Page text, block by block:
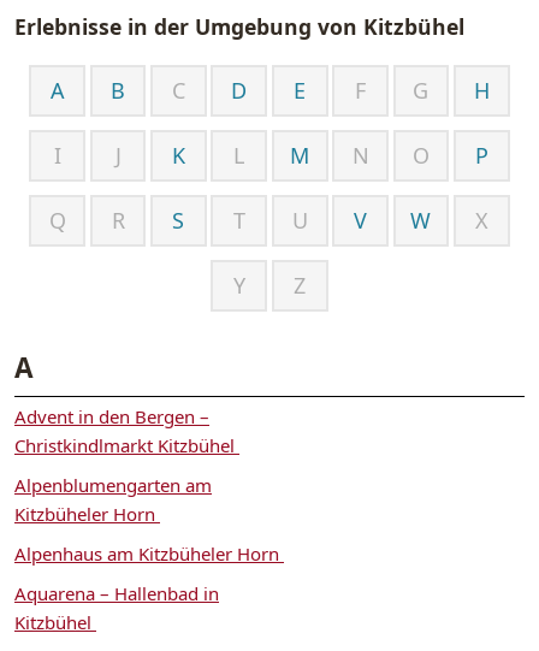
Erlebnisse in der Umgebung von Kitzbühel
A B C D E F G H
I J K L M N O P
Q R S T U V W X
Y Z
A
Advent in den Bergen –
Christkindlmarkt Kitzbühel
Alpenblumengarten am
Kitzbüheler Horn
Alpenhaus am Kitzbüheler Horn
Aquarena – Hallenbad in
Kitzbühel